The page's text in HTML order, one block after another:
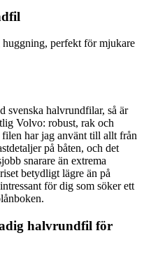
perfekt för mjukare
svenska halvrundfilar, så är
Volvo: robust, rak och
har jag använt till allt från
på båten, och det
snarare än extrema
betydligt lägre än på
för dig som söker ett
halvrundfil för